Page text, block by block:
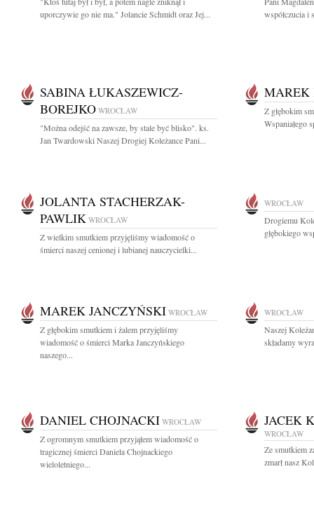
uporczywie go nie ma." Jolancie Schmidt oraz Jej...
współczucia i
SABINA ŁUKASZEWICZ-
BOREJKO WROCŁAW
"Można odejść na zawsze, by stale być blisko". ks.
Jan Twardowski Naszej Drogiej Koleżance Pani...
MAREK
Z głębokim
Wspaniałego
JOLANTA STACHERZAK-
PAWLIK WROCŁAW
Z wielkim smutkiem przyjęliśmy wiadomość o
śmierci naszej cenionej i lubianej nauczycielki...
WROCŁAW
Drogiemu
głębokiego
MAREK JANCZYŃSKI WROCŁAW
Z głębokim smutkiem i żalem przyjęliśmy
wiadomość o śmierci Marka Janczyńskiego
naszego...
WROCŁAW
Naszej
składamy
DANIEL CHOJNACKI WROCŁAW
Z ogromnym smutkiem przyjąłem wiadomość o
tragicznej śmierci Daniela Chojnackiego
wieloletniego...
JACEK
WROCŁAW
Ze smutkiem
zmarł nasz